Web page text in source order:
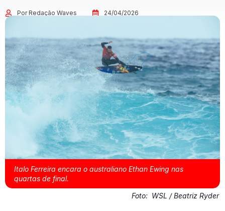
Por Redação Waves 24/04/2026
Italo Ferreira encara o australiano Ethan Ewing nas
quartas de final.
Foto: WSL / Beatriz Ryder